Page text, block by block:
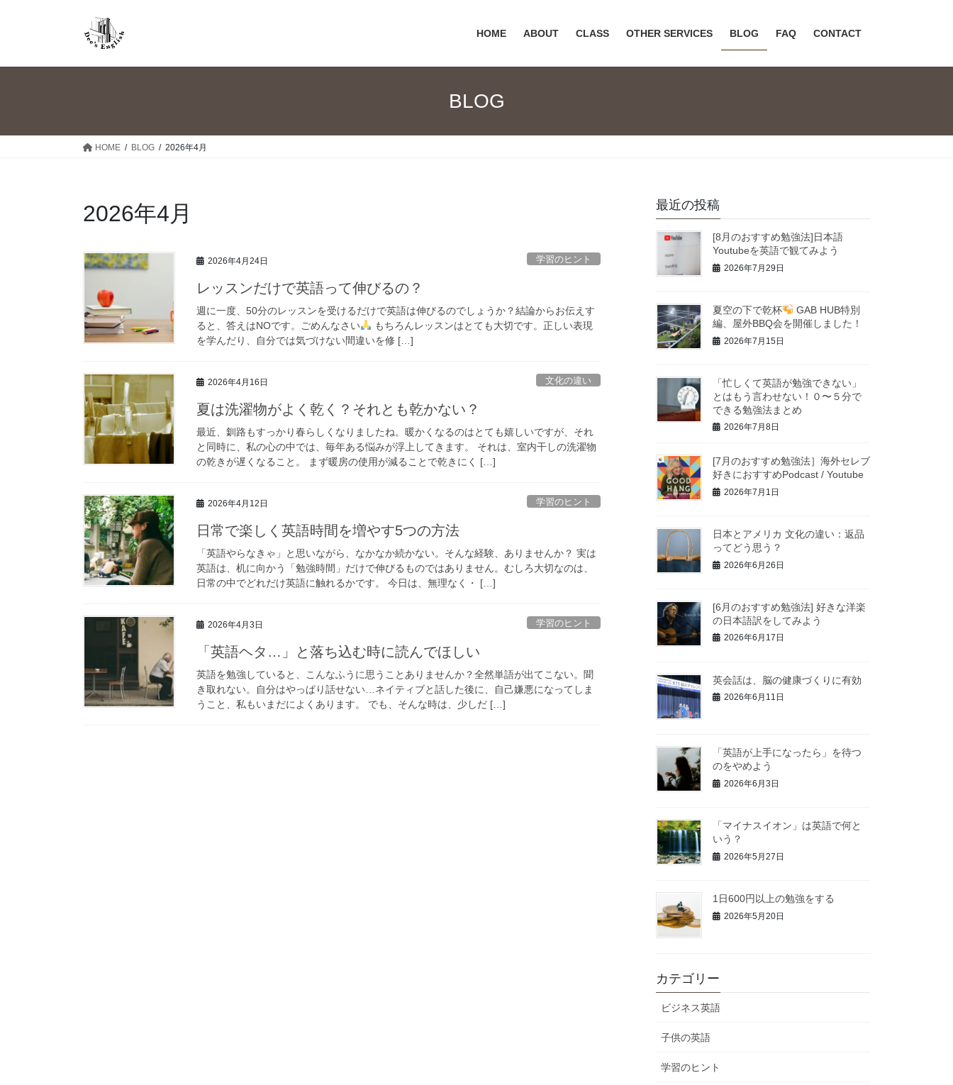
HOME ABOUT CLASS OTHER SERVICES BLOG FAQ CONTACT
BLOG
HOME BLOG 2026年4月
2026年4月
2026年4月24日 学習のヒント
レッスンだけで英語って伸びるの？
週に一度、50分のレッスンを受けるだけで英語は伸びるのでしょうか？結論からお伝えす
ると、答えはNOです。ごめんなさい
もちろんレッスンはとても大切です。正しい表現
を学んだり、自分では気づけない間違いを修 […]
2026年4月16日 文化の違い
夏は洗濯物がよく乾く？それとも乾かない？
最近、釧路もすっかり春らしくなりましたね。暖かくなるのはとても嬉しいですが、それ
と同時に、私の心の中では、毎年ある悩みが浮上してきます。 それは、室内干しの洗濯物
の乾きが遅くなること。 まず暖房の使用が減ることで乾きにく […]
2026年4月12日 学習のヒント
日常で楽しく英語時間を増やす5つの方法
「英語やらなきゃ」と思いながら、なかなか続かない。そんな経験、ありませんか？ 実は
英語は、机に向かう「勉強時間」だけで伸びるものではありません。むしろ大切なのは、
日常の中でどれだけ英語に触れるかです。 今日は、無理なく・ […]
2026年4月3日 学習のヒント
「英語ヘタ…」と落ち込む時に読んでほしい
英語を勉強していると、こんなふうに思うことありませんか？全然単語が出てこない。聞
き取れない。自分はやっぱり話せない…ネイティブと話した後に、自己嫌悪になってしま
うこと、私もいまだによくあります。 でも、そんな時は、少しだ […]
最近の投稿
[8月のおすすめ勉強法]日本語
Youtubeを英語で観てみよう
2026年7月29日
夏空の下で乾杯
GAB HUB特別
編、屋外BBQ会を開催しました！
2026年7月15日
「忙しくて英語が勉強できない」
とはもう言わせない！０〜５分で
できる勉強法まとめ
2026年7月8日
[7月のおすすめ勉強法］海外セレブ
好きにおすすめPodcast / Youtube
2026年7月1日
日本とアメリカ 文化の違い：返品
ってどう思う？
2026年6月26日
[6月のおすすめ勉強法] 好きな洋楽
の日本語訳をしてみよう
2026年6月17日
英会話は、脳の健康づくりに有効
2026年6月11日
「英語が上手になったら」を待つ
のをやめよう
2026年6月3日
「マイナスイオン」は英語で何と
いう？
2026年5月27日
1日600円以上の勉強をする
2026年5月20日
カテゴリー
ビジネス英語
子供の英語
学習のヒント